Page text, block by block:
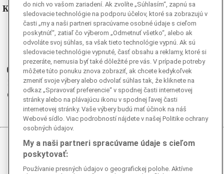
Kde nás nájdete
Facebook
Instagram
Ganjing
Youtube
Twitter
Telegram
RSS
© 2026 Epoch Times Slovensko
Všetky práva vyhradené. Publikovanie alebo ďalšie šírenie
do nich vo vašom zariadení. Ak zvolíte „Súhlasím“, zapnú sa
sledovacie technológie na podporu účelov, ktoré sa zobrazujú v
časti „my a naši partneri spracúvame osobné údaje s cieľom
poskytnúť“, zatiaľ čo výberom „Odmetnuť všetko“, alebo ak
odvoláte svoj súhlas, sa však tieto technológie vypnú. Ak sú
sledovacie technológie vypnuté, časť obsahu a reklamy, ktoré si
prezeráte, nemusia byť také dôležité pre vás. V prípade potreby
môžete túto ponuku znova zobraziť, ak chcete kedykoľvek
zmeniť svoje výbery alebo odvolať súhlas tak, že kliknete na
odkaz „Spravovať preferencie“ v spodnej časti internetovej
stránky alebo na plávajúcu ikonu v spodnej ľavej časti
internetovej stránky. Vaše výbery budú mať účinok na náš
Webové sídlo. Viac podrobností nájdete v našej Politike ochrany
osobných údajov.
My a naši partneri spracúvame údaje s cieľom
poskytovať:
Používanie presných údajov o geografickej polohe. Aktívne